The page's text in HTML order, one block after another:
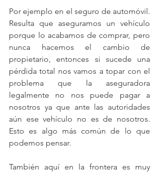
Por ejemplo en el seguro de automóvil.
Resulta que aseguramos un vehículo
porque lo acabamos de comprar, pero
nunca hacemos el cambio de
propietario, entonces si sucede una
pérdida total nos vamos a topar con el
problema que la aseguradora
legalmente no nos puede pagar a
nosotros ya que ante las autoridades
aún ese vehículo no es de nosotros.
Esto es algo más común de lo que
podemos pensar.
También aquí en la frontera es muy